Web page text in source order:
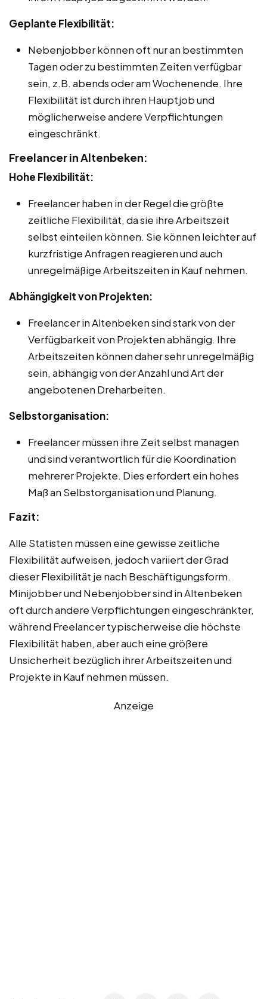
Geplante Flexibilität:
Nebenjobber können oft nur an bestimmten
Tagen oder zu bestimmten Zeiten verfügbar
sein, z.B. abends oder am Wochenende. Ihre
Flexibilität ist durch ihren Hauptjob und
möglicherweise andere Verpflichtungen
eingeschränkt.
Freelancer in Altenbeken:
Hohe Flexibilität:
Freelancer haben in der Regel die größte
zeitliche Flexibilität, da sie ihre Arbeitszeit
selbst einteilen können. Sie können leichter auf
kurzfristige Anfragen reagieren und auch
unregelmäßige Arbeitszeiten in Kauf nehmen.
Abhängigkeit von Projekten:
Freelancer in Altenbeken sind stark von der
Verfügbarkeit von Projekten abhängig. Ihre
Arbeitszeiten können daher sehr unregelmäßig
sein, abhängig von der Anzahl und Art der
angebotenen Dreharbeiten.
Selbstorganisation:
Freelancer müssen ihre Zeit selbst managen
und sind verantwortlich für die Koordination
mehrerer Projekte. Dies erfordert ein hohes
Maß an Selbstorganisation und Planung.
Fazit:
Alle Statisten müssen eine gewisse zeitliche
Flexibilität aufweisen, jedoch variiert der Grad
dieser Flexibilität je nach Beschäftigungsform.
Minijobber und Nebenjobber sind in Altenbeken
oft durch andere Verpflichtungen eingeschränkter,
während Freelancer typischerweise die höchste
Flexibilität haben, aber auch eine größere
Unsicherheit bezüglich ihrer Arbeitszeiten und
Projekte in Kauf nehmen müssen.
Anzeige